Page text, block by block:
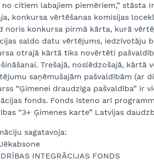
no citiem labajiem piemēriem,” stāsta
konkursa vērtēšanas komisijas
noris konkursa pirmā kārta, kurā
saldo datu vērtējums, iedzīvotāju
otrajā kārtā tiks novērtēti
Trešajā, noslēdzošajā, kārtā
saņēmušajām pašvaldībām (ar
“Ģimenei draudzīga pašvaldība” ir
fonds. Fonds īsteno arī
“3+ Ģimenes karte” Latvijas
sagatavoja:
INTEGRĀCIJAS FONDS